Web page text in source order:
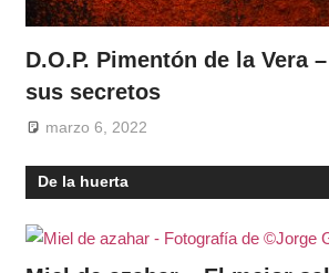
D.O.P. Pimentón de la Vera
sus secretos
marzo 6, 2022
De la huerta